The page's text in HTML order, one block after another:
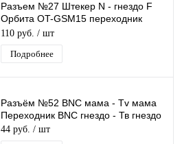
Разъем №27 Штекер N - гнездо F
Орбита OT-GSM15 переходник
коннектор GSM (N male/F female)
110 руб. / шт
Подробнее
Разъём №52 BNC мама - Tv мама
Переходник BNC гнездо - Тв гнездо
44 руб. / шт